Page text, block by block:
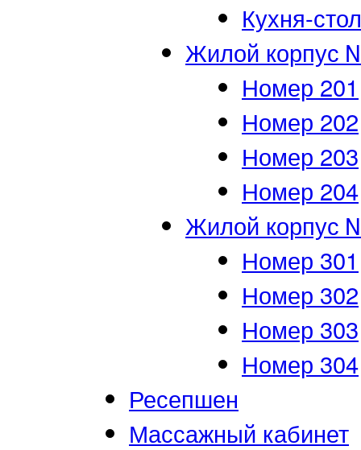
Кухня-
Жилой корпус
Номер 201
Номер 202
Номер 203
Номер 204
Жилой корпус
Номер 301
Номер 302
Номер 303
Номер 304
Ресепшен
Массажный кабинет